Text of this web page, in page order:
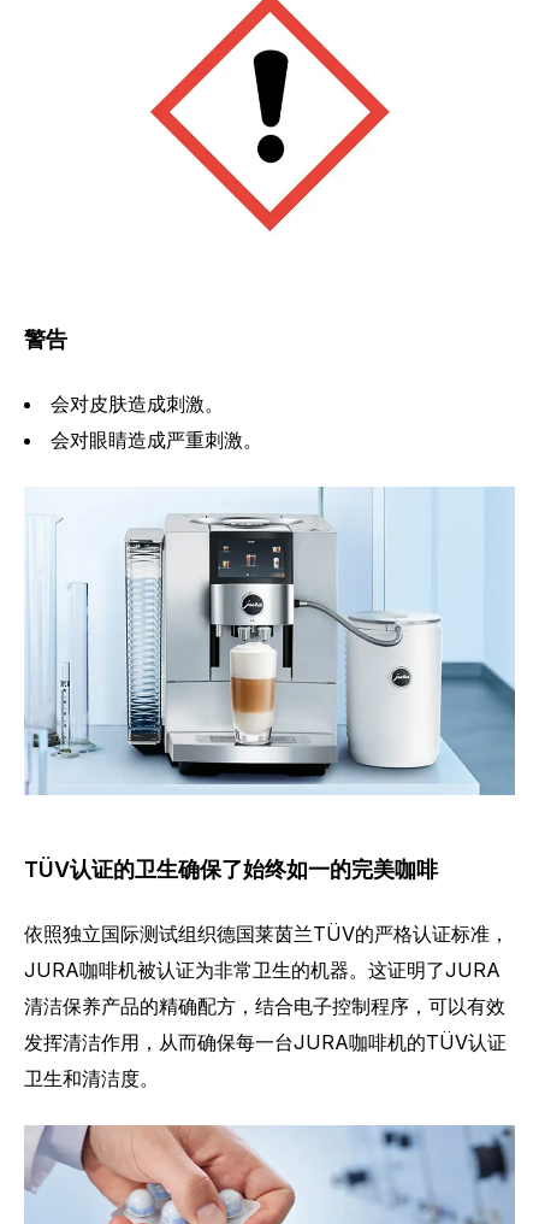
警告
会对皮肤造成刺激。
会对眼睛造成严重刺激。
TÜV认证的卫生确保了始终如一的完美咖啡
依照独立国际测试组织德国莱茵兰TÜV的严格认证标准，
JURA咖啡机被认证为非常卫生的机器。这证明了JURA
清洁保养产品的精确配方，结合电子控制程序，可以有效
发挥清洁作用，从而确保每一台JURA咖啡机的TÜV认证
卫生和清洁度。